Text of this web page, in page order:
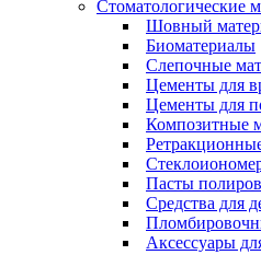
Стоматологические
Шовный
Биоматериалы
Слепочные
Цементы для
Цементы для
Композитные
Пасты
Средства для
Аксессуары